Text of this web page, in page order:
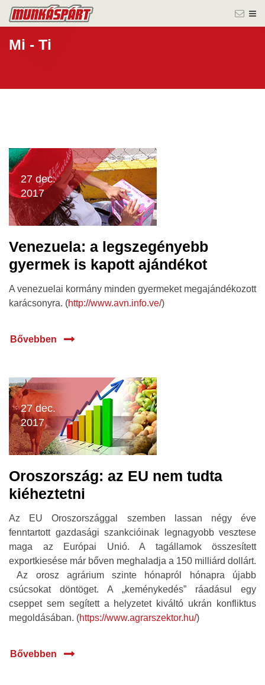
Mi - Ti
27 dec.
2017
Venezuela: a legszegényebb
gyermek is kapott ajándékot
A venezuelai kormány minden gyermeket megajándékozott
karácsonyra. (http://www.avn.info.ve/)
Bővebben
27 dec.
2017
Oroszország: az EU nem tudta
kiéheztetni
Az EU Oroszországgal szemben lassan négy éve
fenntartott gazdasági szankcióinak legnagyobb vesztese
maga az Európai Unió. A tagállamok összesített
exportkiesése már bőven meghaladja a 150 milliárd dollárt.
Az orosz agrárium szinte hónapról hónapra újabb
csúcsokat döntöget. A „keménykedés” ráadásul egy
cseppet sem segített a helyzetet kiváltó ukrán konfliktus
megoldásában. (https://www.agrarszektor.hu/)
Bővebben